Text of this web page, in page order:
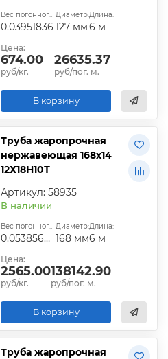
Вес погонного метра, т.:
0.03951836
Диаметр:
127 мм
Длина:
6 м
Цена:
674.00
руб/кг.
26635.37
руб/пог. м.
В корзину
Труба жаропрочная
нержавеющая 168х14
12Х18Н10Т
Артикул: 58935
В наличии
Вес погонного метра, т.:
0.05385688
Диаметр:
168 мм
Длина:
6 м
Цена:
2565.00
руб/кг.
138142.90
руб/пог. м.
В корзину
Труба жаропрочная